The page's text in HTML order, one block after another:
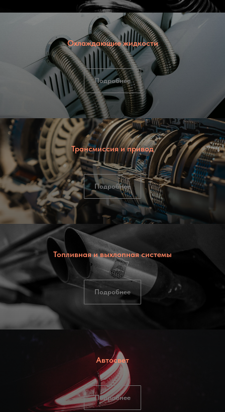
Охлаждающие жидкости
Подробнее
Трансмиссия и привод
Подробнее
Топливная и выхлопная системы
Подробнее
Автосвет
Подробнее